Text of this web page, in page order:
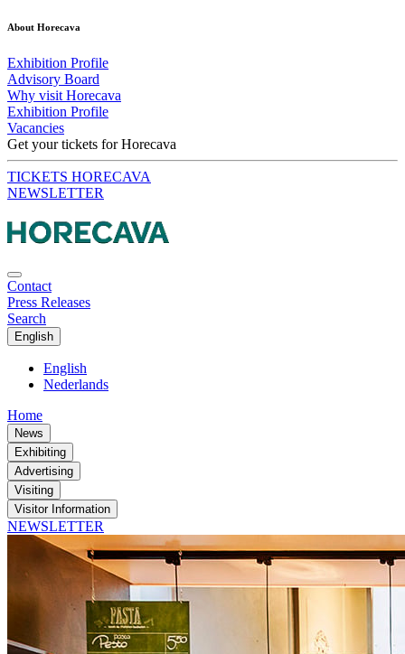
About Horecava
Exhibition Profile
Advisory Board
Why visit Horecava
Exhibition Profile
Vacancies
Get your tickets for Horecava
TICKETS HORECAVA
NEWSLETTER
Contact
Press Releases
Search
English
English
Nederlands
Home
News
Exhibiting
Advertising
Visiting
Visitor Information
NEWSLETTER